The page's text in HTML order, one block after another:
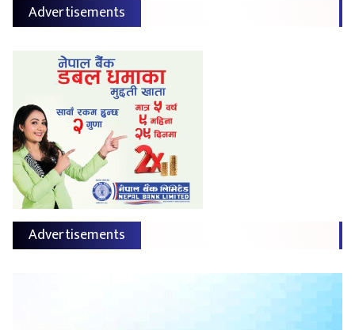
Advertisements
Advertisements